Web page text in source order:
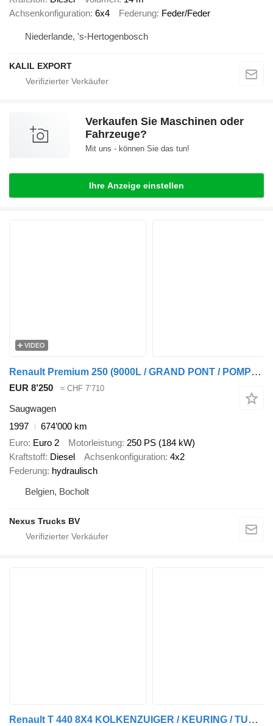
Achsenkonfiguration 6x4 Federung Feder/Feder
Niederlande, 's-Hertogenbosch
KALIL EXPORT
Verkaufen Sie Maschinen oder
Fahrzeuge?
Mit uns - können Sie das tun!
Ihre Anzeige einstellen
VIDEO
Renault Premium 250 (9000L / GRAND PONT / POMPE MANUELLE / BOITE MANUELL
EUR 8’250 ≈ CHF 7’710
Saugwagen
1997
674’000 km
Euro Euro 2 Motorleistung 250 PS (184 kW)
Kraftstoff Diesel Achsenkonfiguration 4x2
Federung hydraulisch
Belgien, Bocholt
Nexus Trucks BV
Renault T 440 8X4 KOLKENZUIGER / KEURING / TUV / BELGIUM TRUCK